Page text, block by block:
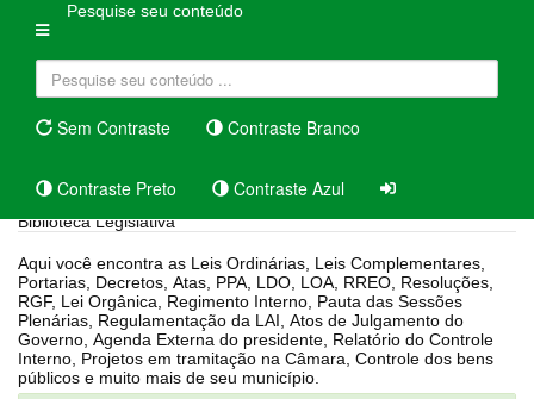
Pesquise seu conteúdo
Sem Contraste Contraste Branco
Contraste Preto Contraste Azul
Biblioteca Legislativa
Aqui você encontra as Leis Ordinárias, Leis Complementares,
Portarias, Decretos, Atas, PPA, LDO, LOA, RREO, Resoluções,
RGF, Lei Orgânica, Regimento Interno, Pauta das Sessões
Plenárias, Regulamentação da LAI, Atos de Julgamento do
Governo, Agenda Externa do presidente, Relatório do Controle
Interno, Projetos em tramitação na Câmara, Controle dos bens
públicos e muito mais de seu município.